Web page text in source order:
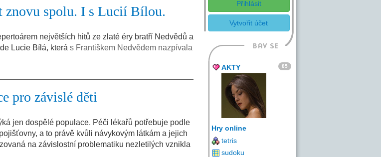
znovu spolu. I s Lucií Bílou.
největších hitů ze zlaté éry bratří Nedvědů a
Lucie Bílá, která s Františkem Nedvědem nazpívala
pro závislé děti
jen dospělé populace. Péči lékařů potřebuje podle
a to právě kvůli návykovým látkám a jejich
na závislostní problematiku nezletilých vznikla
Přihlásit
Vytvořit účet
AKTY 85
Hry online
tetris
sudoku